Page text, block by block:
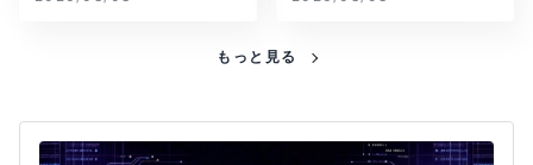
もっと見る